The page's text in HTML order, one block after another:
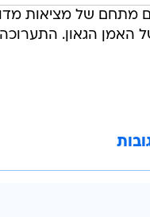
האמן הגאון.